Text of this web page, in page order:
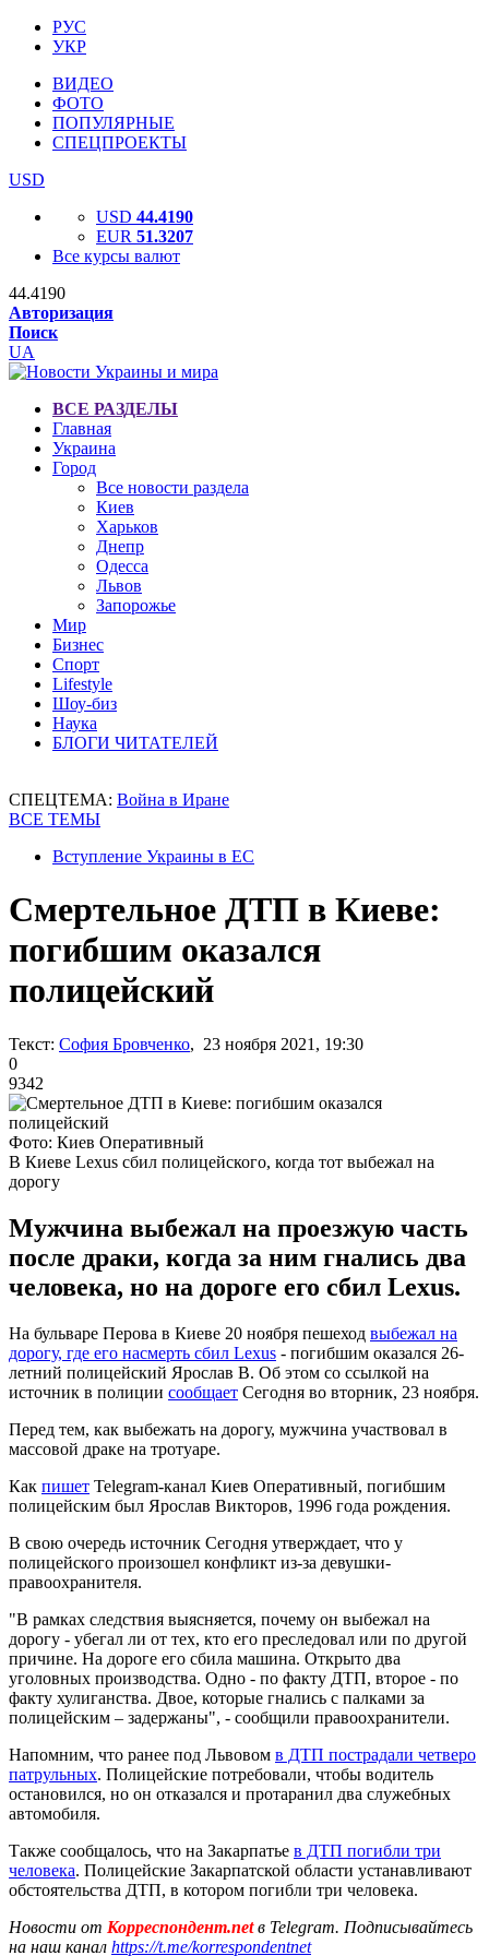
РУС
УКР
ВИДЕО
ФОТО
ПОПУЛЯРНЫЕ
СПЕЦПРОЕКТЫ
USD
USD 44.4190
EUR 51.3207
Все курсы валют
44.4190
Авторизация
Поиск
UA
ВСЕ РАЗДЕЛЫ
Главная
Украина
Город
Все новости раздела
Киев
Харьков
Днепр
Одесса
Львов
Запорожье
Мир
Бизнес
Спорт
Lifestyle
Шоу-биз
Наука
БЛОГИ ЧИТАТЕЛЕЙ
СПЕЦТЕМА: Война в Иране
ВСЕ ТЕМЫ
Вступление Украины в ЕС
Смертельное ДТП в Киеве:
погибшим оказался
полицейский
Текст: София Бровченко, 23 ноября 2021, 19:30
0
9342
Фото: Киев Оперативный
В Киеве Lexus сбил полицейского, когда тот выбежал на
дорогу
Мужчина выбежал на проезжую часть
после драки, когда за ним гнались два
человека, но на дороге его сбил Lexus.
На бульваре Перова в Киеве 20 ноября пешеход выбежал на
дорогу, где его насмерть сбил Lexus - погибшим оказался 26-
летний полицейский Ярослав В. Об этом со ссылкой на
источник в полиции сообщает Сегодня во вторник, 23 ноября.
Перед тем, как выбежать на дорогу, мужчина участвовал в
массовой драке на тротуаре.
Как пишет Telegram-канал Киев Оперативный, погибшим
полицейским был Ярослав Викторов, 1996 года рождения.
В свою очередь источник Сегодня утверждает, что у
полицейского произошел конфликт из-за девушки-
правоохранителя.
"В рамках следствия выясняется, почему он выбежал на
дорогу - убегал ли от тех, кто его преследовал или по другой
причине. На дороге его сбила машина. Открыто два
уголовных производства. Одно - по факту ДТП, второе - по
факту хулиганства. Двое, которые гнались с палками за
полицейским – задержаны", - сообщили правоохранители.
Напомним, что ранее под Львовом в ДТП пострадали четверо
патрульных. Полицейские потребовали, чтобы водитель
остановился, но он отказался и протаранил два служебных
автомобиля.
Также сообщалось, что на Закарпатье в ДТП погибли три
человека. Полицейские Закарпатской области устанавливают
обстоятельства ДТП, в котором погибли три человека.
Новости от Корреспондент.netв Telegram. Подписывайтесь
на наш канал https://t.me/korrespondentnet